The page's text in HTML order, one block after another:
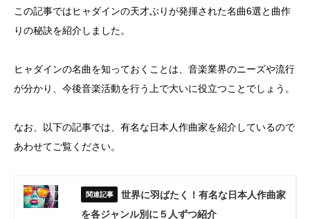
この記事ではヒャダインの天才ぶりが発揮された名曲6選と曲作
りの秘訣を紹介しました。
ヒャダインの名曲を知っておくことは、音楽業界のニーズや流行
が分かり、今後音楽活動を行う上で大いに役立つことでしょう。
なお、以下の記事では、有名な日本人作曲家を紹介しているので
あわせてご覧ください。
世界に羽ばたく！有名な日本人作曲家
を各ジャンル別に５人ずつ紹介